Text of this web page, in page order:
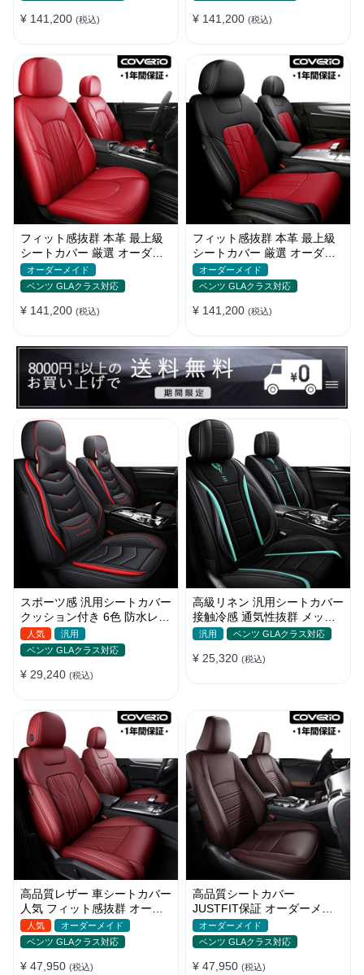
¥ 141,200 (税込) ¥ 141,200 (税込)
フィット感抜群 本革 最上級
シートカバー 厳選 オーダー
メイド 防水 汚れ防止 全席セ
ット
オーダーメイド
ベンツ GLAクラス対応
¥ 141,200 (税込)
フィット感抜群 本革 最上級
シートカバー 厳選 オーダー
メイド 防水 雰囲気 全席セッ
ト
オーダーメイド
ベンツ GLAクラス対応
¥ 141,200 (税込)
スポーツ感 汎用シートカバー
クッション付き 6色 防水レザ
ー 取付簡単 軽/普自動車
人気
汎用
ベンツ GLAクラス対応
¥ 29,240 (税込)
高級リネン 汎用シートカバー
接触冷感 通気性抜群 メッシ
ュ生地 スポーツ感 軽/普自動
汎用 ベンツ GLAクラス対応
¥ 25,320 (税込)
高品質レザー 車シートカバー
人気 フィット感抜群 オーダ
ーメイド おしゃれ 全席セッ
ト
人気
オーダーメイド
ベンツ GLAクラス対応
¥ 47,950 (税込)
高品質シートカバー
JUSTFIT保証 オーダーメイ
ド 12色レザー 防水 軽/普自動
車 SUV
オーダーメイド
ベンツ GLAクラス対応
¥ 47,950 (税込)